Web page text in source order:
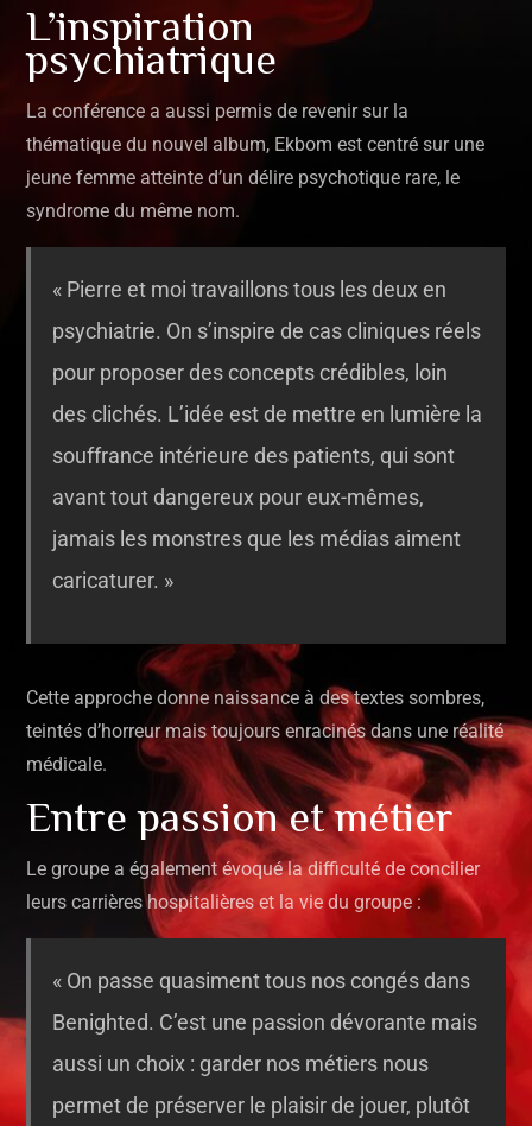
L’inspiration
psychiatrique
La conférence a aussi permis de revenir sur la
thématique du nouvel album, Ekbom est centré sur une
jeune femme atteinte d’un délire psychotique rare, le
syndrome du même nom.
« Pierre et moi travaillons tous les deux en
psychiatrie. On s’inspire de cas cliniques réels
pour proposer des concepts crédibles, loin
des clichés. L’idée est de mettre en lumière la
souffrance intérieure des patients, qui sont
avant tout dangereux pour eux-mêmes,
jamais les monstres que les médias aiment
caricaturer. »
Cette approche donne naissance à des textes sombres,
teintés d’horreur mais toujours enracinés dans une réalité
médicale.
Entre passion et métier
Le groupe a également évoqué la difficulté de concilier
leurs carrières hospitalières et la vie du groupe :
« On passe quasiment tous nos congés dans
Benighted. C’est une passion dévorante mais
aussi un choix : garder nos métiers nous
permet de préserver le plaisir de jouer, plutôt